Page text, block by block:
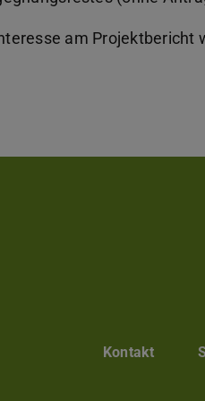
am Projektbericht
Kontakt